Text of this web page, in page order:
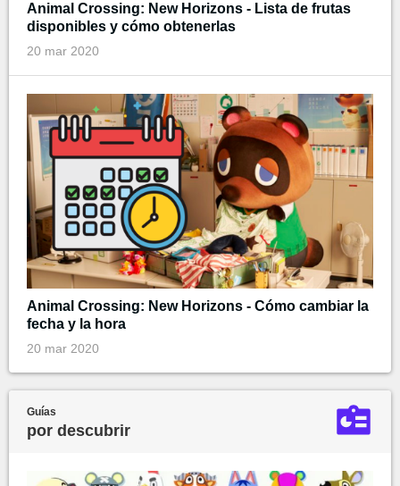
Animal Crossing: New Horizons - Lista de frutas
disponibles y cómo obtenerlas
20 mar 2020
Animal Crossing: New Horizons - Cómo cambiar la
fecha y la hora
20 mar 2020
Guías
por descubrir